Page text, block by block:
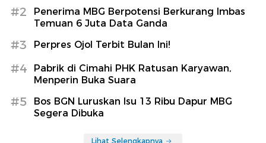
#2
Penerima MBG Berpotensi Berkurang Imbas
Temuan 6 Juta Data Ganda
#3 Perpres Ojol Terbit Bulan Ini!
#4
Pabrik di Cimahi PHK Ratusan Karyawan,
Menperin Buka Suara
#5
Bos BGN Luruskan Isu 13 Ribu Dapur MBG
Segera Dibuka
Lihat Selengkapnya